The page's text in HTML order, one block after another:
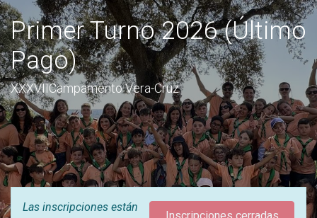
Primer Turno 2026 (Último
Pago)
XXXVIICampamento Vera-Cruz
Las inscripciones están